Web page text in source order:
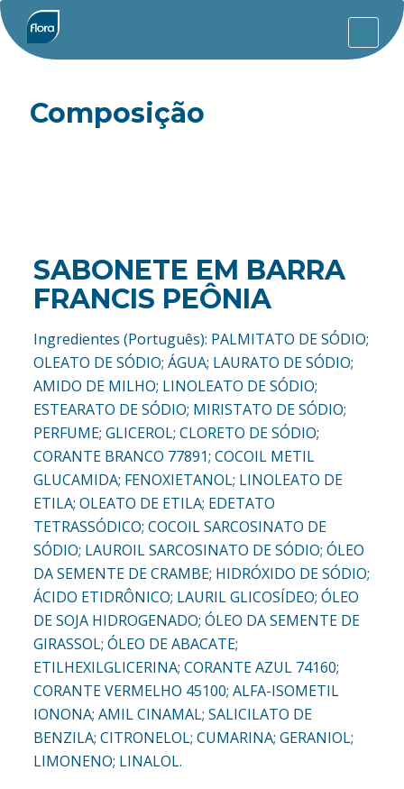
Composição
SABONETE EM BARRA
FRANCIS PEÔNIA
Ingredientes (Português): PALMITATO DE SÓDIO;
OLEATO DE SÓDIO; ÁGUA; LAURATO DE SÓDIO;
AMIDO DE MILHO; LINOLEATO DE SÓDIO;
ESTEARATO DE SÓDIO; MIRISTATO DE SÓDIO;
PERFUME; GLICEROL; CLORETO DE SÓDIO;
CORANTE BRANCO 77891; COCOIL METIL
GLUCAMIDA; FENOXIETANOL; LINOLEATO DE
ETILA; OLEATO DE ETILA; EDETATO
TETRASSÓDICO; COCOIL SARCOSINATO DE
SÓDIO; LAUROIL SARCOSINATO DE SÓDIO; ÓLEO
DA SEMENTE DE CRAMBE; HIDRÓXIDO DE SÓDIO;
ÁCIDO ETIDRÔNICO; LAURIL GLICOSÍDEO; ÓLEO
DE SOJA HIDROGENADO; ÓLEO DA SEMENTE DE
GIRASSOL; ÓLEO DE ABACATE;
ETILHEXILGLICERINA; CORANTE AZUL 74160;
CORANTE VERMELHO 45100; ALFA-ISOMETIL
IONONA; AMIL CINAMAL; SALICILATO DE
BENZILA; CITRONELOL; CUMARINA; GERANIOL;
LIMONENO; LINALOL.